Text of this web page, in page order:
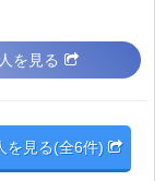
を見る
を見る(全6件)